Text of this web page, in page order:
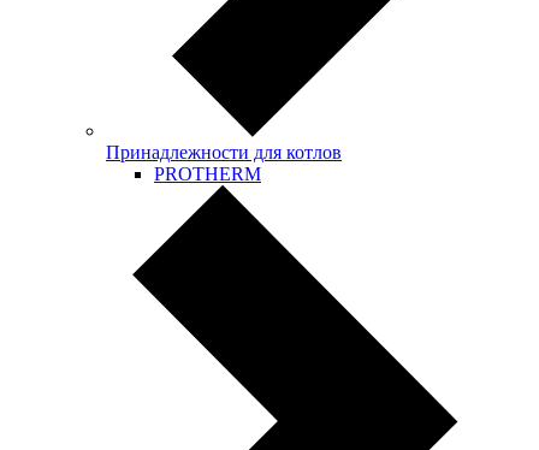
Принадлежности для котлов
PROTHERM